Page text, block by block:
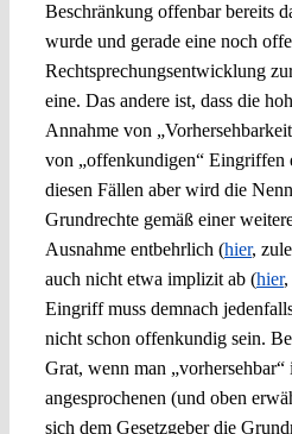
Beschränkung offenbar bereits
wurde und gerade eine noch
Rechtsprechungsentwicklung
eine. Das andere ist, dass die
Annahme von
von „offenkundigen“ Eingriffen
diesen Fällen aber wird die
Grundrechte gemäß einer
Ausnahme entbehrlich (hier,
auch nicht etwa implizit ab (hier,
Eingriff muss demnach
nicht schon offenkundig sein.
Grat, wenn man
angesprochenen (und oben
sich dem Gesetzgeber die